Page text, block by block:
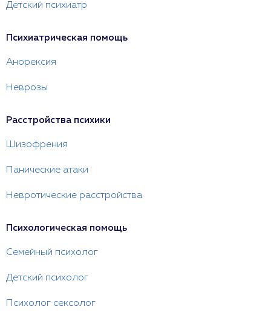
Детский психиатр
Психиатрическая помощь
Анорексия
Неврозы
Расстройства психики
Шизофрения
Панические атаки
Невротические расстройства
Психологическая помощь
Семейный психолог
Детский психолог
Психолог сексолог